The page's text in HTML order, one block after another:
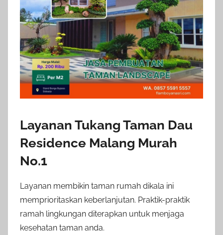
Layanan Tukang Taman Dau
Residence Malang Murah
No.1
Layanan membikin taman rumah dikala ini
memprioritaskan keberlanjutan. Praktik-praktik
ramah lingkungan diterapkan untuk menjaga
kesehatan taman anda.